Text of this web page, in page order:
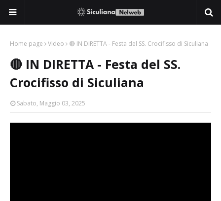
Home page Video 🔴 IN DIRETTA - Festa del SS. Crocifisso di Siculiana
🔴 IN DIRETTA - Festa del SS.
Crocifisso di Siculiana
Sabato, Maggio 03, 2025